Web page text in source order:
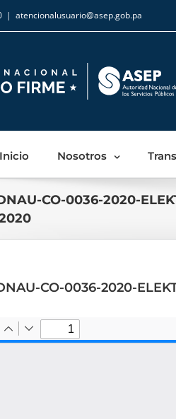
| atencionalusuario@asep.gob.pa
Inicio Nosotros
CO-0036-2020-
CO-0036-2020-